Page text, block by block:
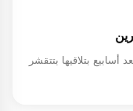
بتلاقيها بتتقشر